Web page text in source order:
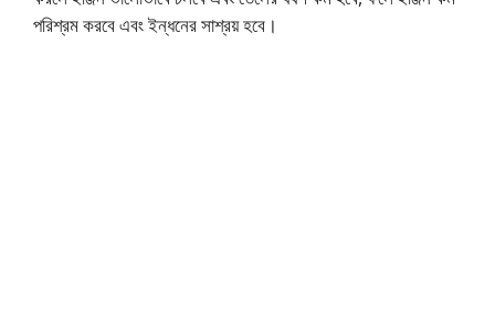
পরিশ্রম করবে এবং ইন্ধনের সাশ্রয় হবে।